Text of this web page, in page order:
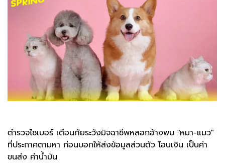
ตำรวจไซเบอร์ เตือนภัยระวังมิจฉาชีพหลอกอ้างพบ "หมา-แมว"
ที่ประกาศตามหา ก่อนบอกให้ส่งข้อมูลส่วนตัว โอนเงิน เป็นค่า
ขนส่ง ค่าน้ำมัน